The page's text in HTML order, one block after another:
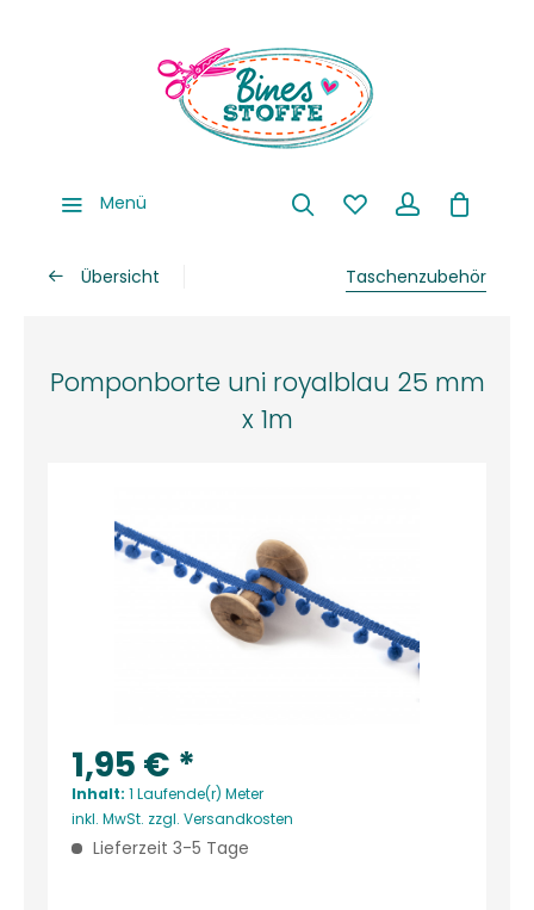
Menü
Übersicht Taschenzubehör
Pomponborte uni royalblau 25 mm
x 1m
1,95 € *
Inhalt: 1 Laufende(r) Meter
inkl. MwSt. zzgl. Versandkosten
Lieferzeit 3-5 Tage